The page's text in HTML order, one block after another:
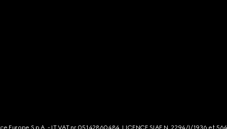
Europe S.p.A. - IT VAT nr 05142860484. LICENCE SIAE N. 2294/I/1936 et